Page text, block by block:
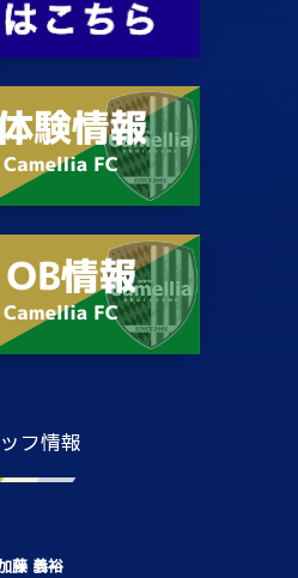
フ情報
藤 義裕